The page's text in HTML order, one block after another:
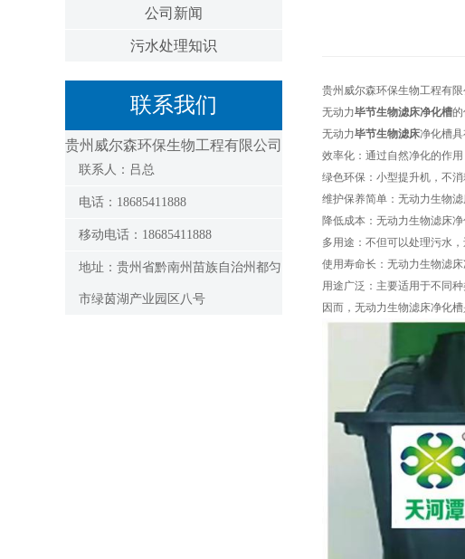
公司新闻
污水处理知识
联系我们
贵州威尔森环保生物工程有限公司
联系人：吕总
电话：18685411888
移动电话：18685411888
地址：贵州省黔南州苗族自治州都匀
市绿茵湖产业园区八号
贵州威尔森环保生物工程有
无动力毕节生物滤床净化槽
无动力毕节生物滤床净化槽具
效率化：通过自然净化的作
绿色环保：小型提升机，不
维护保养简单：无动力生物
降低成本：无动力生物滤床
多用途：不但可以处理污水
使用寿命长：无动力生物滤
用途广泛：主要适用于不同
因而，无动力生物滤床净化